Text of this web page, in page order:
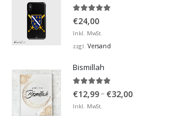
5.00von 5
€24,00
Inkl. MwSt.
zzgl. Versand
Bismillah
5.00von 5
€12,99– €32,00Preisspanne:
Inkl. MwSt.